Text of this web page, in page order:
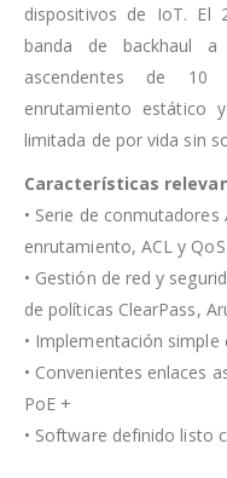
dispositivos de IoT. El
banda de backhaul a
ascendentes de 10
enrutamiento estático
limitada de por vida sin
Características
• Serie de
enrutamiento, ACL y
• Gestión de red y
de políticas ClearPass,
• Implementación
• Convenientes enlaces
PoE +
• Software definido listo